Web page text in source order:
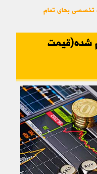
تخصصی بهای تمام
شده(قیمت